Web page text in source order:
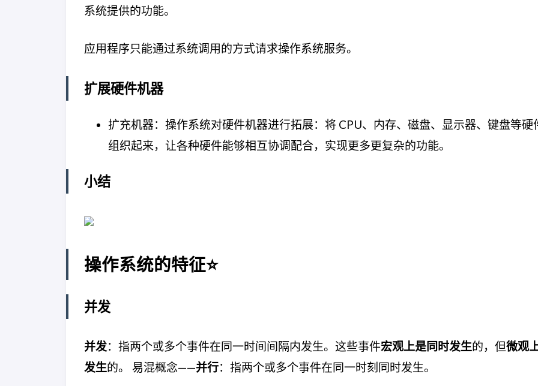
系统提供的功能。
应用程序只能通过系统调用的方式请求操作系统服务。
扩展硬件机器
扩充机器：操作系统对硬件机器进行拓展：将 CPU、内存、磁盘、显示器、键盘等硬
组织起来，让各种硬件能够相互协调配合，实现更多更复杂的功能。
小结
操作系统的特征⭐
并发
并发：指两个或多个事件在同一时间间隔内发生。这些事件宏观上是同时发生的，但微观
发生的。 易混概念——并行：指两个或多个事件在同一时刻同时发生。